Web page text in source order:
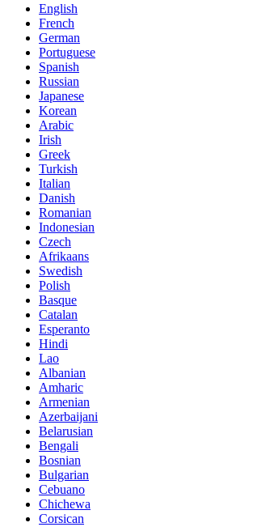
English
French
German
Portuguese
Spanish
Russian
Japanese
Korean
Arabic
Irish
Greek
Turkish
Italian
Danish
Romanian
Indonesian
Czech
Afrikaans
Swedish
Polish
Basque
Catalan
Esperanto
Hindi
Lao
Albanian
Amharic
Armenian
Azerbaijani
Belarusian
Bengali
Bosnian
Bulgarian
Cebuano
Chichewa
Corsican